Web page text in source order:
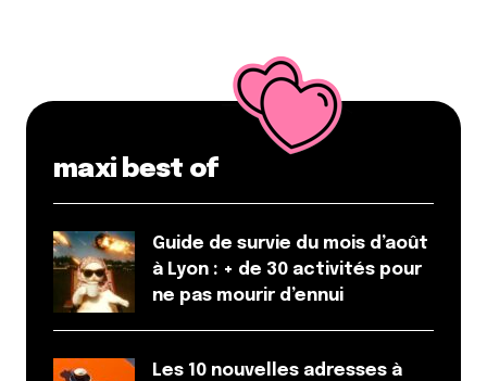
maxi best of
Guide de survie du mois d’août
à Lyon : + de 30 activités pour
ne pas mourir d’ennui
Les 10 nouvelles adresses à